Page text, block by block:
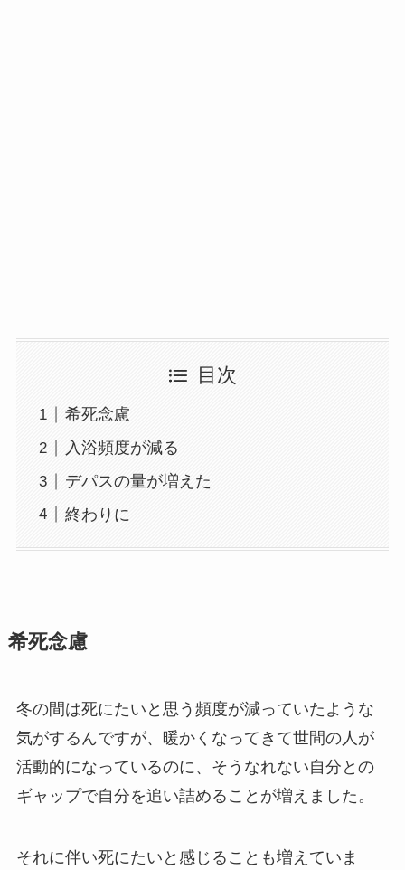
目次
希死念慮
入浴頻度が減る
デパスの量が増えた
終わりに
希死念慮
冬の間は死にたいと思う頻度が減っていたような
気がするんですが、暖かくなってきて世間の人が
活動的になっているのに、そうなれない自分との
ギャップで自分を追い詰めることが増えました。
それに伴い死にたいと感じることも増えていま